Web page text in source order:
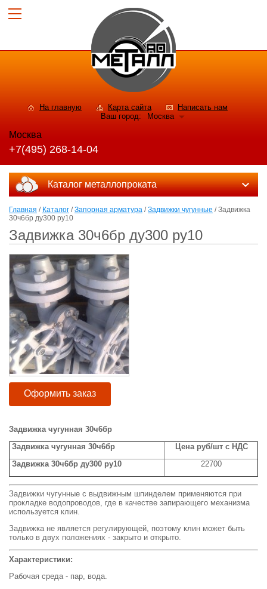
На главную Карта сайта
Написать нам
Ваш город:
Москва
Москва
+7(495) 268-14-04
Каталог металлопроката
Главная / Каталог /Запорная арматура /Задвижки чугунные / Задвижка
30ч6бр ду300 ру10
Задвижка 30ч6бр ду300 ру10
Оформить заказ
Задвижка чугунная 30ч6бр
Задвижка чугунная 30ч6бр
Цена руб/шт с НДС
Задвижка 30ч6бр ду300 ру10
22700
Задвижки чугунные с выдвижным шпинделем применяются при
прокладке водопроводов, где в качестве запирающего механизма
используется клин.
Задвижка не является регулирующей, поэтому клин может быть
только в двух положениях - закрыто и открыто.
Характеристики:
Рабочая среда - пар, вода.